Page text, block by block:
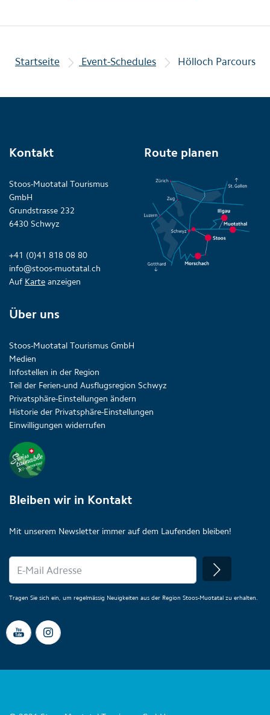
Startseite Event-Schedules Hölloch Parcours
Kontakt
Stoos-Muotatal Tourismus
GmbH
Grundstrasse 232
6430 Schwyz
+41 (0)41 818 08 80
info@stoos-muotatal.ch
Auf Karte anzeigen
Route planen
Über uns
Stoos-Muotatal Tourismus GmbH
Medien
Infostellen in der Region
Teil der Ferien-und Ausflugsregion Schwyz
Privatsphäre-Einstellungen ändern
Historie der Privatsphäre-Einstellungen
Einwilligungen widerrufen
Bleiben wir in Kontakt
Mit unserem Newsletter immer auf dem Laufenden bleiben!
Tragen Sie sich ein, um regelmässig Neuigkeiten aus der Region Stoos-Muotatal zu erhalten.